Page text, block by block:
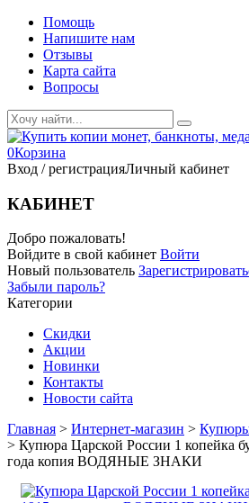
Помощь
Напишите нам
Отзывы
Карта сайта
Вопросы
0Корзина
Вход / регистрацияЛичный кабинет
КАБИНЕТ
Добро пожаловать!
Войдите в свой кабинет Войти
Новый пользователь
Забыли пароль?
Категории
Скидки
Акции
Новинки
Контакты
Новости сайта
Главная > Интернет-магазин >
> Купюра Царской России 1 копейка
года копия ВОДЯНЫЕ ЗНАКИ